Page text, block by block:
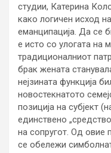
студии, Катерина
како логичен исход
еманципација. Да се
е исто со улогата на
традиционалниот
брак жената
нејзината функција
новостекнатото
позиција на субјект
единствено
на сопругот. Од овие
се обележи